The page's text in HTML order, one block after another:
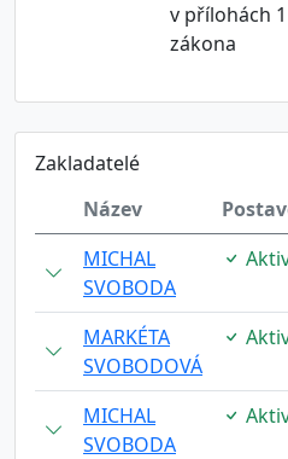
v přílohách
zákona
Zakladatelé
Název
MICHAL
SVOBODA
MARKÉTA
SVOBODOVÁ
MICHAL
SVOBODA